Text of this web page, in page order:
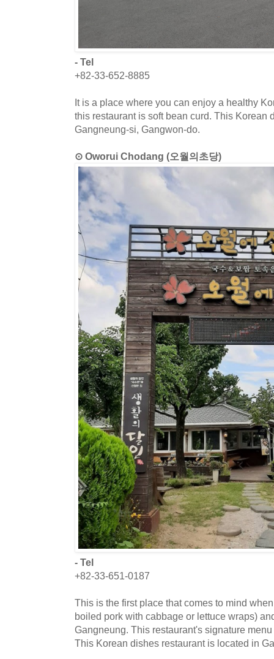
- Tel
+82-33-652-8885
It is a place where you can enjoy a healthy
this restaurant is soft bean curd. This Korean
Gangneung-si, Gangwon-do.
⊙ Oworui Chodang (오월의초당)
- Tel
+82-33-651-0187
This is the first place that comes to mind
boiled pork with cabbage or lettuce wraps)
Gangneung. This restaurant's signature
This Korean dishes restaurant is located in